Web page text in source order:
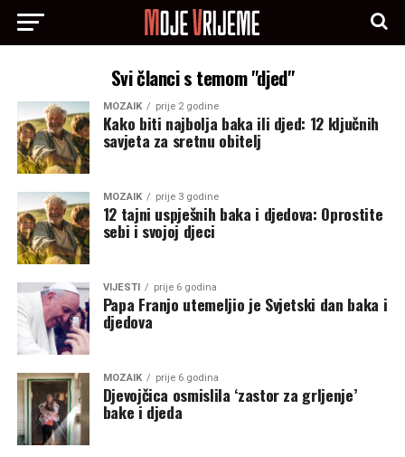
Svi članci s temom "djed"
MOZAIK prije 2 godine
Kako biti najbolja baka ili djed: 12 ključnih
savjeta za sretnu obitelj
MOZAIK prije 3 godine
12 tajni uspješnih baka i djedova: Oprostite
sebi i svojoj djeci
VIJESTI prije 6 godina
Papa Franjo utemeljio je Svjetski dan baka i
djedova
MOZAIK prije 6 godina
Djevojčica osmislila ‘zastor za grljenje’
bake i djeda